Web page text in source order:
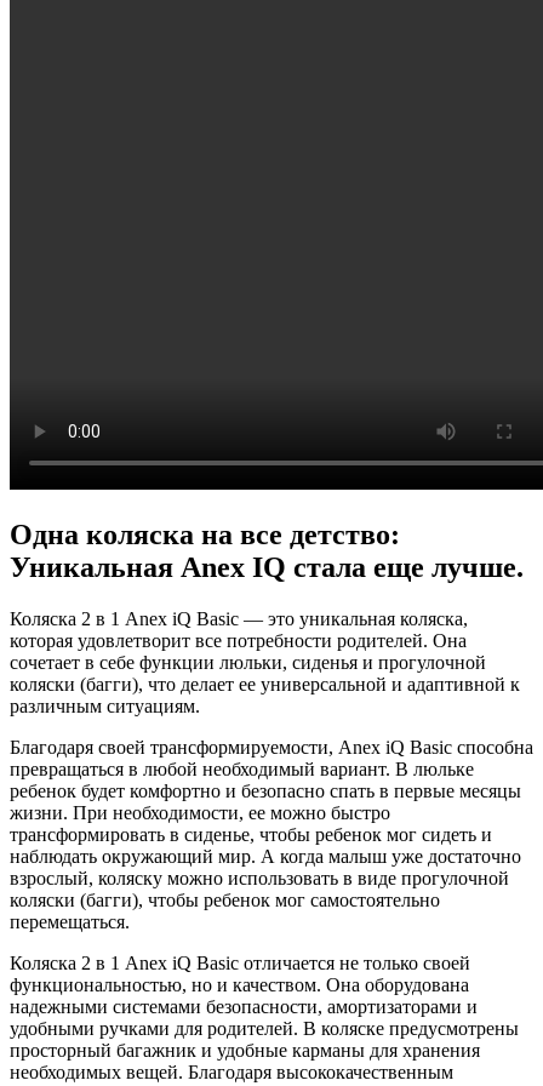
Одна коляска на все детство:
Уникальная Anex IQ стала еще лучше.
Коляска 2 в 1 Anex iQ Basic — это уникальная коляска,
которая удовлетворит все потребности родителей. Она
сочетает в себе функции люльки, сиденья и прогулочной
коляски (багги), что делает ее универсальной и адаптивной к
различным ситуациям.
Благодаря своей трансформируемости, Anex iQ Basic способна
превращаться в любой необходимый вариант. В люльке
ребенок будет комфортно и безопасно спать в первые месяцы
жизни. При необходимости, ее можно быстро
трансформировать в сиденье, чтобы ребенок мог сидеть и
наблюдать окружающий мир. А когда малыш уже достаточно
взрослый, коляску можно использовать в виде прогулочной
коляски (багги), чтобы ребенок мог самостоятельно
перемещаться.
Коляска 2 в 1 Anex iQ Basic отличается не только своей
функциональностью, но и качеством. Она оборудована
надежными системами безопасности, амортизаторами и
удобными ручками для родителей. В коляске предусмотрены
просторный багажник и удобные карманы для хранения
необходимых вещей. Благодаря высококачественным